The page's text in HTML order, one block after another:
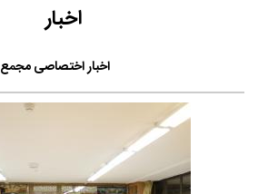
اخبار
اخبار اختصاصی مجمع